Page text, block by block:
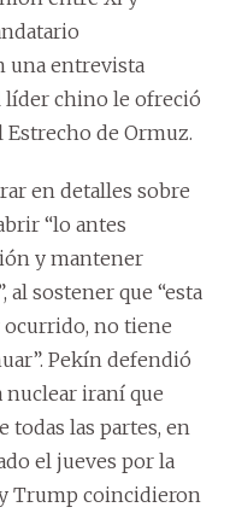
una entrevista
líder chino le ofreció
Estrecho de Ormuz.
en detalles sobre
“lo antes
y mantener
al sostener que “esta
ocurrido, no tiene
Pekín defendió
iraní que
todas las partes, en
el jueves por la
y Trump coincidieron